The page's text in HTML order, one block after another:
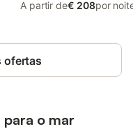
A partir de€ 208por
ofertas
o mar